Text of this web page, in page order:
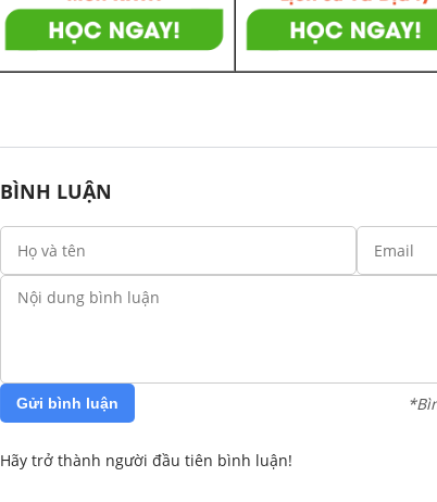
BÌNH LUẬN
Gửi bình luận
Hãy trở thành người đầu tiên bình luận!